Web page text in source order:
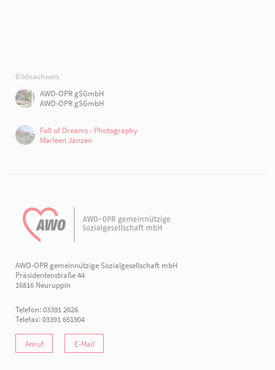
Bildnachweis
AWO-OPR gSGmbH
AWO-OPR gSGmbH
Full of Dreams - Photography
Marleen Janzen
AWO-OPR gemeinnützige Sozialgesellschaft mbH
Präsidentenstraße 44
16816 Neuruppin
Telefon: 03391 2626
Telefax: 03391 651904
Anruf E-Mail